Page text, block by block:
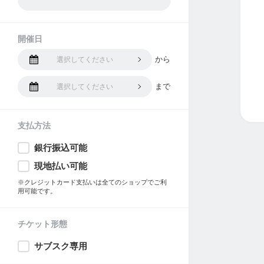
開催日
選択してください から
選択してください まで
支払方法
銀行振込可能
現地払い可能
※クレジットカード支払いは全てのショップでご利
用可能です。
チケット形態
サブスク専用